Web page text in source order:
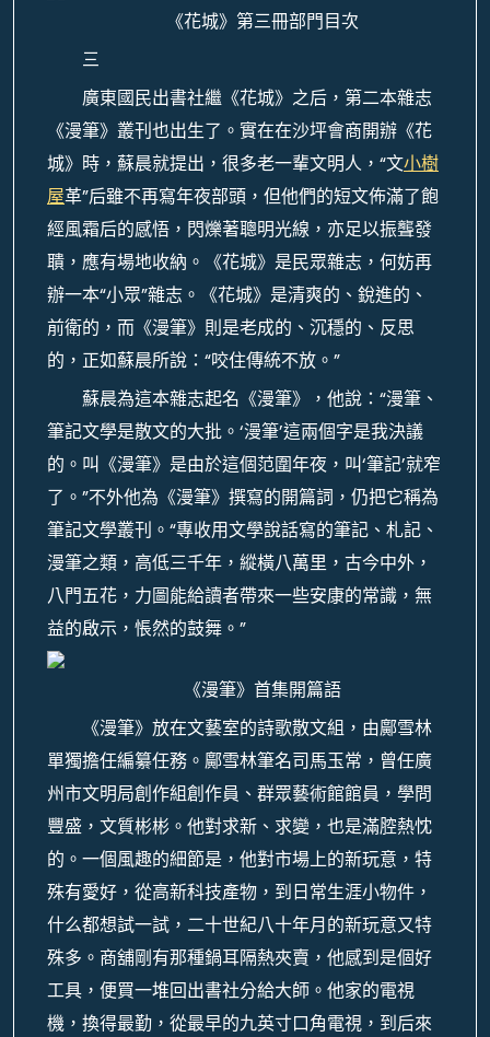
《花城》第三冊部門目次
三
廣東國民出書社繼《花城》之后，第二本雜志
《漫筆》叢刊也出生了。實在在沙坪會商開辦《花
城》時，蘇晨就提出，很多老一輩文明人，“文小樹
屋革”后雖不再寫年夜部頭，但他們的短文佈滿了飽
經風霜后的感悟，閃爍著聰明光線，亦足以振聾發
聵，應有場地收納。《花城》是民眾雜志，何妨再
辦一本“小眾”雜志。《花城》是清爽的、銳進的、
前衛的，而《漫筆》則是老成的、沉穩的、反思
的，正如蘇晨所說：“咬住傳統不放。”
蘇晨為這本雜志起名《漫筆》，他說：“漫筆、
筆記文學是散文的大批。‘漫筆’這兩個字是我決議
的。叫《漫筆》是由於這個范圍年夜，叫‘筆記’就窄
了。”不外他為《漫筆》撰寫的開篇詞，仍把它稱為
筆記文學叢刊。“專收用文學說話寫的筆記、札記、
漫筆之類，高低三千年，縱橫八萬里，古今中外，
八門五花，力圖能給讀者帶來一些安康的常識，無
益的啟示，悵然的鼓舞。”
《漫筆》首集開篇語
《漫筆》放在文藝室的詩歌散文組，由鄺雪林
單獨擔任編纂任務。鄺雪林筆名司馬玉常，曾任廣
州市文明局創作組創作員、群眾藝術館館員，學問
豐盛，文質彬彬。他對求新、求變，也是滿腔熱忱
的。一個風趣的細節是，他對市場上的新玩意，特
殊有愛好，從高新科技產物，到日常生涯小物件，
什么都想試一試，二十世紀八十年月的新玩意又特
殊多。商舖剛有那種鍋耳隔熱夾賣，他感到是個好
工具，便買一堆回出書社分給大師。他家的電視
機，換得最勤，從最早的九英寸口角電視，到后來